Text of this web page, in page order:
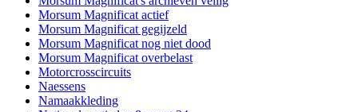
Morsum Magnificat actief
Morsum Magnificat gegijzeld
Morsum Magnificat nog niet dood
Morsum Magnificat overbelast
Motorcrosscircuits
Naessens
Namaakkleding